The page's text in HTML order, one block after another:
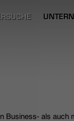
Business- als auch